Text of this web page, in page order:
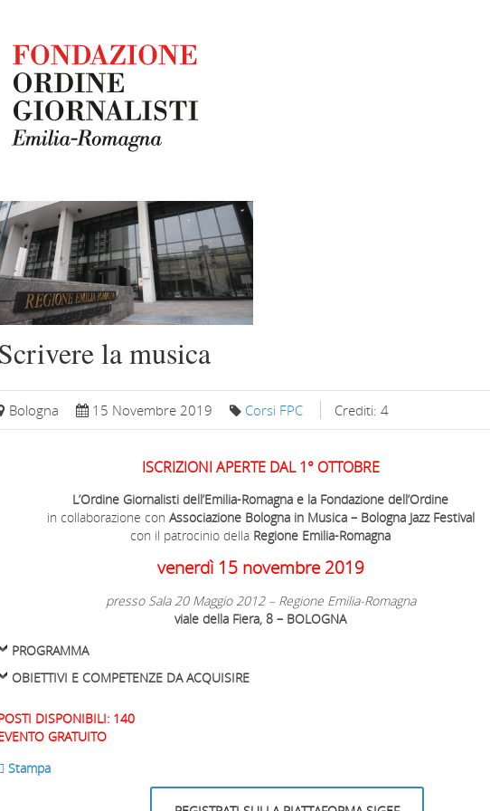
la musica
Bologna 15 Novembre 2019 Corsi FPC Crediti: 4
ISCRIZIONI APERTE DAL 1° OTTOBRE
L’Ordine Giornalisti dell’Emilia-Romagna e la Fondazione dell’Ordine
in collaborazione con Associazione Bologna in Musica – Bologna Jazz Festival
con il patrocinio della Regione Emilia-Romagna
venerdì 15 novembre 2019
presso Sala 20 Maggio 2012 – Regione Emilia-Romagna
viale della Fiera, 8 – BOLOGNA
PROGRAMMA
OBIETTIVI E COMPETENZE DA ACQUISIRE
DISPONIBILI: 140
GRATUITO
Stampa